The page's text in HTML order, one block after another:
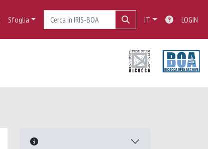
Sfoglia IT LOGIN